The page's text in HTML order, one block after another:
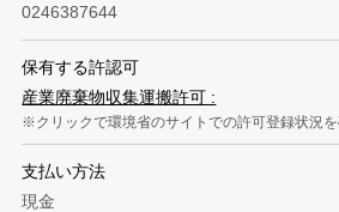
0246387644
保有する許認可
産業廃棄物収集運搬許可 :
クリックで環境省のサイトでの許可登録状況を
支払い方法
現金